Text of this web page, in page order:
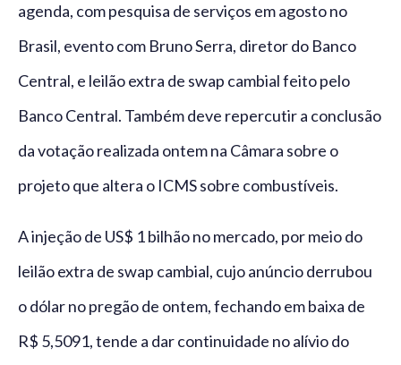
agenda, com pesquisa de serviços em agosto no
Brasil, evento com Bruno Serra, diretor do Banco
Central, e leilão extra de swap cambial feito pelo
Banco Central. Também deve repercutir a conclusão
da votação realizada ontem na Câmara sobre o
projeto que altera o ICMS sobre combustíveis.
A injeção de US$ 1 bilhão no mercado, por meio do
leilão extra de swap cambial, cujo anúncio derrubou
o dólar no pregão de ontem, fechando em baixa de
R$ 5,5091, tende a dar continuidade no alívio do